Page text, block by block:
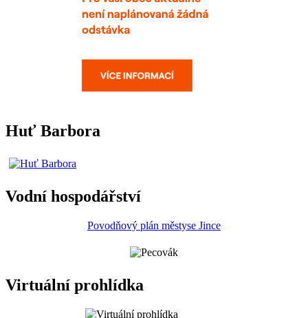
Huť Barbora
Vodní hospodářství
Povodňový plán městyse Jince
Virtuální prohlídka